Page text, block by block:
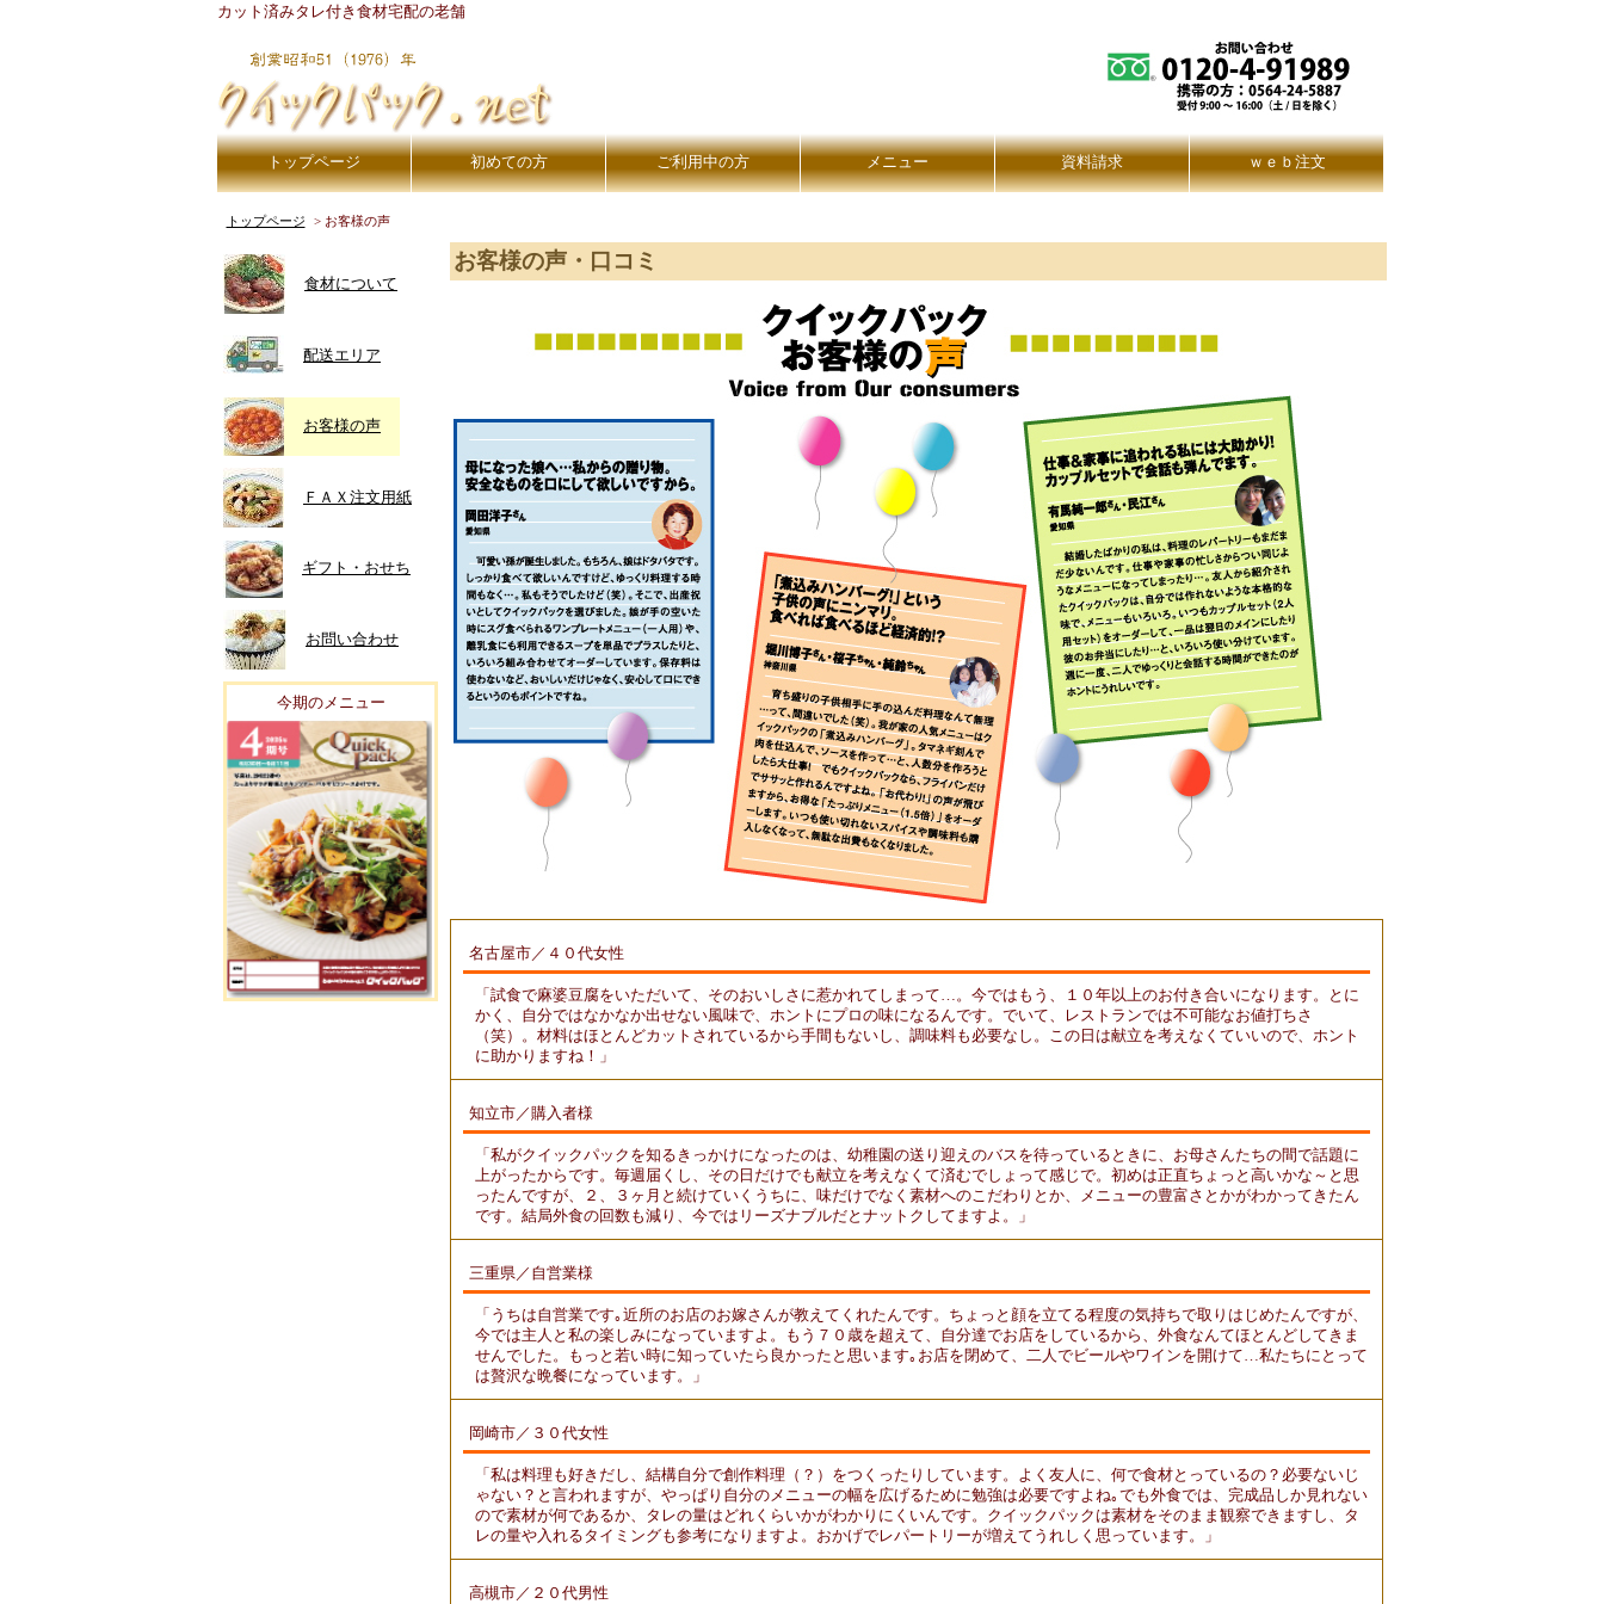
カット済みタレ付き食材宅配の老舗
トップページ 初めての方 ご利用中の方 メニュー 資料請求 ｗｅｂ注文
トップページ お客様の声
お客様の声・口コミ
名古屋市／４０代女性
「試食で麻婆豆腐をいただいて、そのおいしさに惹かれてしまって…。今ではもう、１０年以上のお付き合いになります。とに
かく、自分ではなかなか出せない風味で、ホントにプロの味になるんです。でいて、レストランでは不可能なお値打ちさ
（笑）。材料はほとんどカットされているから手間もないし、調味料も必要なし。この日は献立を考えなくていいので、ホント
に助かりますね！」
知立市／購入者様
「私がクイックパックを知るきっかけになったのは、幼稚園の送り迎えのバスを待っているときに、お母さんたちの間で話題に
上がったからです。毎週届くし、その日だけでも献立を考えなくて済むでしょって感じで。初めは正直ちょっと高いかな～と思
ったんですが、２、３ヶ月と続けていくうちに、味だけでなく素材へのこだわりとか、メニューの豊富さとかがわかってきたん
です。結局外食の回数も減り、今ではリーズナブルだとナットクしてますよ。」
三重県／自営業様
「うちは自営業です｡近所のお店のお嫁さんが教えてくれたんです。ちょっと顔を立てる程度の気持ちで取りはじめたんですが、
今では主人と私の楽しみになっていますよ。もう７０歳を超えて、自分達でお店をしているから、外食なんてほとんどしてきま
せんでした。もっと若い時に知っていたら良かったと思います｡お店を閉めて、二人でビールやワインを開けて…私たちにとって
は贅沢な晩餐になっています。」
岡崎市／３０代女性
「私は料理も好きだし、結構自分で創作料理（？）をつくったりしています。よく友人に、何で食材とっているの？必要ないじ
ゃない？と言われますが、やっぱり自分のメニューの幅を広げるために勉強は必要ですよね｡でも外食では、完成品しか見れない
ので素材が何であるか、タレの量はどれくらいかがわかりにくいんです。クイックパックは素材をそのまま観察できますし、タ
レの量や入れるタイミングも参考になりますよ。おかげでレパートリーが増えてうれしく思っています。」
高槻市／２０代男性
食材について
配送エリア
お客様の声
ＦＡＸ注文用紙
ギフト・おせち
お問い合わせ
今期のメニュー